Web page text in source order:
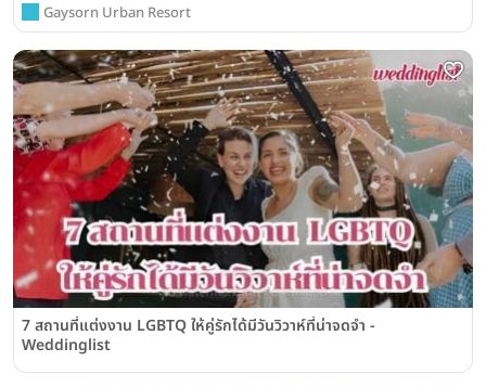
Gaysorn Urban Resort
7 สถานที่แต่งงาน LGBTQ ให้คู่รักได้มีวันวิวาห์ที่น่าจดจำ -
Weddinglist